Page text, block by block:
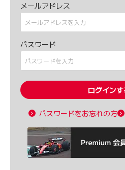
メールアドレス
パスワード
ログインす
パスワードをお忘れの方